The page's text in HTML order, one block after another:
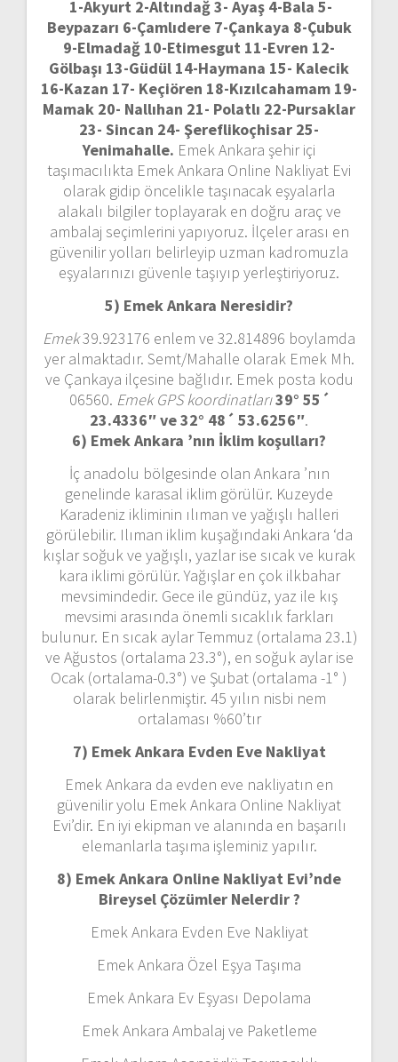
1-Akyurt 2-Altındağ 3- Ayaş 4-Bala 5-
Beypazarı 6-Çamlıdere 7-Çankaya 8-Çubuk
9-Elmadağ 10-Etimesgut 11-Evren 12-
Gölbaşı 13-Güdül 14-Haymana 15- Kalecik
16-Kazan 17- Keçiören 18-Kızılcahamam 19-
Mamak 20- Nallıhan 21- Polatlı 22-Pursaklar
23- Sincan 24- Şereflikoçhisar 25-
Yenimahalle. Emek Ankara şehir içi
taşımacılıkta Emek Ankara Online Nakliyat Evi
olarak gidip öncelikle taşınacak eşyalarla
alakalı bilgiler toplayarak en doğru araç ve
ambalaj seçimlerini yapıyoruz. İlçeler arası en
güvenilir yolları belirleyip uzman kadromuzla
eşyalarınızı güvenle taşıyıp yerleştiriyoruz.
5) Emek Ankara Neresidir?
Emek39.923176 enlem ve 32.814896 boylamda
yer almaktadır. Semt/Mahalle olarak Emek Mh.
ve Çankaya ilçesine bağlıdır. Emek posta kodu
06560. Emek GPS koordinatları39° 55´
23.4336″ ve 32° 48´ 53.6256″.
6) Emek Ankara ’nın İklim koşulları?
İç anadolu bölgesinde olan Ankara ’nın
genelinde karasal iklim görülür. Kuzeyde
Karadeniz ikliminin ılıman ve yağışlı halleri
görülebilir. Ilıman iklim kuşağındaki Ankara ‘da
kışlar soğuk ve yağışlı, yazlar ise sıcak ve kurak
kara iklimi görülür. Yağışlar en çok ilkbahar
mevsimindedir. Gece ile gündüz, yaz ile kış
mevsimi arasında önemli sıcaklık farkları
bulunur. En sıcak aylar Temmuz (ortalama 23.1)
ve Ağustos (ortalama 23.3°), en soğuk aylar ise
Ocak (ortalama-0.3°) ve Şubat (ortalama -1° )
olarak belirlenmiştir. 45 yılın nisbi nem
ortalaması %60’tır
7) Emek Ankara Evden Eve Nakliyat
Emek Ankara da evden eve nakliyatın en
güvenilir yolu Emek Ankara Online Nakliyat
Evi’dir. En iyi ekipman ve alanında en başarılı
elemanlarla taşıma işleminiz yapılır.
8) Emek Ankara Online Nakliyat Evi’nde
Bireysel Çözümler Nelerdir ?
Emek Ankara Evden Eve Nakliyat
Emek Ankara Özel Eşya Taşıma
Emek Ankara Ev Eşyası Depolama
Emek Ankara Ambalaj ve Paketleme